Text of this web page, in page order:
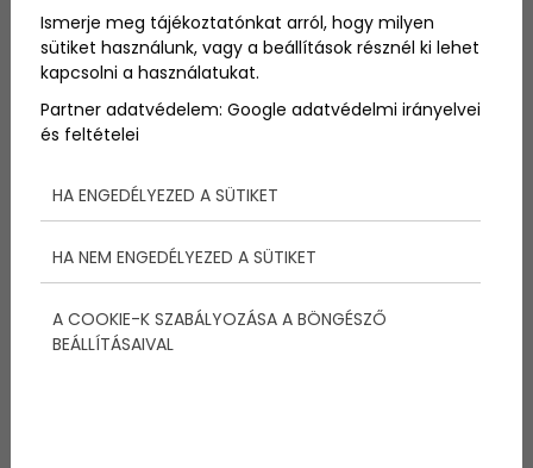
Ismerje meg tájékoztatónkat arról, hogy milyen
sütiket használunk, vagy a beállítások résznél ki lehet
kapcsolni a használatukat.
Partner adatvédelem: Google adatvédelmi irányelvei
és feltételei
HA ENGEDÉLYEZED A SÜTIKET
HA NEM ENGEDÉLYEZED A SÜTIKET
A COOKIE-K SZABÁLYOZÁSA A BÖNGÉSZŐ
BEÁLLÍTÁSAIVAL